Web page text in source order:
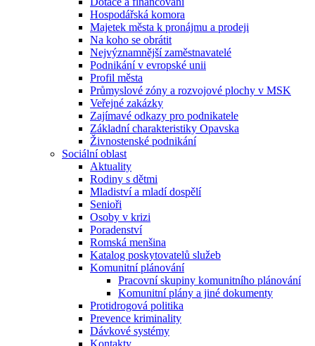
Hospodářská komora
Majetek města k pronájmu a prodeji
Na koho se obrátit
Nejvýznamnější zaměstnavatelé
Podnikání v evropské unii
Profil města
Průmyslové zóny a rozvojové plochy v MSK
Veřejné zakázky
Zajímavé odkazy pro podnikatele
Základní charakteristiky Opavska
Živnostenské podnikání
Sociální oblast
Aktuality
Rodiny s dětmi
Mladiství a mladí dospělí
Senioři
Osoby v krizi
Poradenství
Romská menšina
Katalog poskytovatelů služeb
Komunitní plánování
Pracovní skupiny komunitního plánování
Komunitní plány a jiné dokumenty
Protidrogová politika
Prevence kriminality
Dávkové systémy